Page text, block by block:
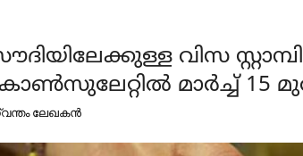
വിസ
മാര്‍ച്ച് 15
ലേഖകന്‍